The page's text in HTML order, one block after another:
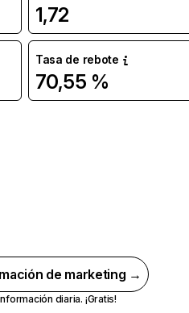
1,72
Tasa de rebote
70,55 %
de marketing →
diaria. ¡Gratis!